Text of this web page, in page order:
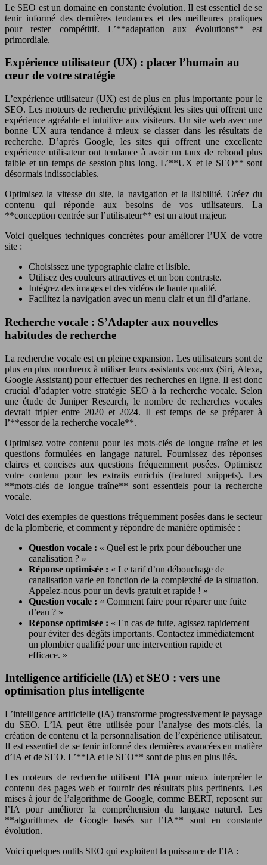
Le SEO est un domaine en constante évolution. Il est essentiel de se
tenir informé des dernières tendances et des meilleures pratiques
pour rester compétitif. L’**adaptation aux évolutions** est
primordiale.
Expérience utilisateur (UX) : placer l’humain au
cœur de votre stratégie
L’expérience utilisateur (UX) est de plus en plus importante pour le
SEO. Les moteurs de recherche privilégient les sites qui offrent une
expérience agréable et intuitive aux visiteurs. Un site web avec une
bonne UX aura tendance à mieux se classer dans les résultats de
recherche. D’après Google, les sites qui offrent une excellente
expérience utilisateur ont tendance à avoir un taux de rebond plus
faible et un temps de session plus long. L’**UX et le SEO** sont
désormais indissociables.
Optimisez la vitesse du site, la navigation et la lisibilité. Créez du
contenu qui réponde aux besoins de vos utilisateurs. La
**conception centrée sur l’utilisateur** est un atout majeur.
Voici quelques techniques concrètes pour améliorer l’UX de votre
site :
Choisissez une typographie claire et lisible.
Utilisez des couleurs attractives et un bon contraste.
Intégrez des images et des vidéos de haute qualité.
Facilitez la navigation avec un menu clair et un fil d’ariane.
Recherche vocale : S’Adapter aux nouvelles
habitudes de recherche
La recherche vocale est en pleine expansion. Les utilisateurs sont de
plus en plus nombreux à utiliser leurs assistants vocaux (Siri, Alexa,
Google Assistant) pour effectuer des recherches en ligne. Il est donc
crucial d’adapter votre stratégie SEO à la recherche vocale. Selon
une étude de Juniper Research, le nombre de recherches vocales
devrait tripler entre 2020 et 2024. Il est temps de se préparer à
l’**essor de la recherche vocale**.
Optimisez votre contenu pour les mots-clés de longue traîne et les
questions formulées en langage naturel. Fournissez des réponses
claires et concises aux questions fréquemment posées. Optimisez
votre contenu pour les extraits enrichis (featured snippets). Les
**mots-clés de longue traîne** sont essentiels pour la recherche
vocale.
Voici des exemples de questions fréquemment posées dans le secteur
de la plomberie, et comment y répondre de manière optimisée :
Question vocale : « Quel est le prix pour déboucher une
canalisation ? »
Réponse optimisée : « Le tarif d’un débouchage de
canalisation varie en fonction de la complexité de la situation.
Appelez-nous pour un devis gratuit et rapide ! »
Question vocale : « Comment faire pour réparer une fuite
d’eau ? »
Réponse optimisée : « En cas de fuite, agissez rapidement
pour éviter des dégâts importants. Contactez immédiatement
un plombier qualifié pour une intervention rapide et
efficace. »
Intelligence artificielle (IA) et SEO : vers une
optimisation plus intelligente
L’intelligence artificielle (IA) transforme progressivement le paysage
du SEO. L’IA peut être utilisée pour l’analyse des mots-clés, la
création de contenu et la personnalisation de l’expérience utilisateur.
Il est essentiel de se tenir informé des dernières avancées en matière
d’IA et de SEO. L’**IA et le SEO** sont de plus en plus liés.
Les moteurs de recherche utilisent l’IA pour mieux interpréter le
contenu des pages web et fournir des résultats plus pertinents. Les
mises à jour de l’algorithme de Google, comme BERT, reposent sur
l’IA pour améliorer la compréhension du langage naturel. Les
**algorithmes de Google basés sur l’IA** sont en constante
évolution.
Voici quelques outils SEO qui exploitent la puissance de l’IA :